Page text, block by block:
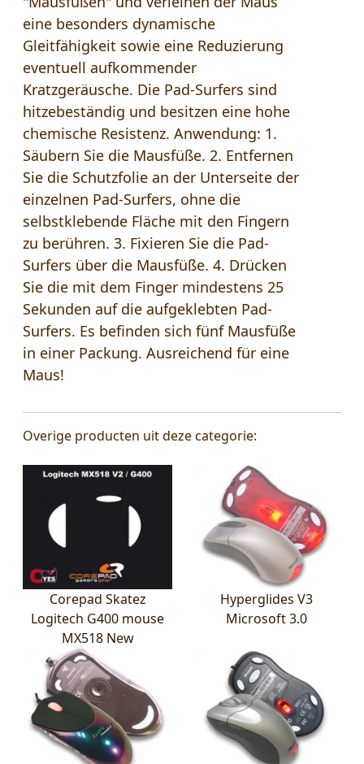
eine besonders dynamische
Gleitfähigkeit sowie eine Reduzierung
eventuell aufkommender
Kratzgeräusche. Die Pad-Surfers sind
hitzebeständig und besitzen eine hohe
chemische Resistenz. Anwendung: 1.
Säubern Sie die Mausfüße. 2. Entfernen
Sie die Schutzfolie an der Unterseite der
einzelnen Pad-Surfers, ohne die
selbstklebende Fläche mit den Fingern
zu berühren. 3. Fixieren Sie die Pad-
Surfers über die Mausfüße. 4. Drücken
Sie die mit dem Finger mindestens 25
Sekunden auf die aufgeklebten Pad-
Surfers. Es befinden sich fünf Mausfüße
in einer Packung. Ausreichend für eine
Maus!
Overige producten uit deze categorie:
Corepad Skatez
Logitech G400 mouse
MX518 New
Hyperglides V3
Microsoft 3.0